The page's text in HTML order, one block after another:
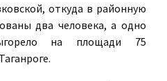
откуда в районную
два человека, а одно
на площади 75